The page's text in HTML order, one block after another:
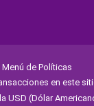
Menú de Políticas
en este
USD (Dólar